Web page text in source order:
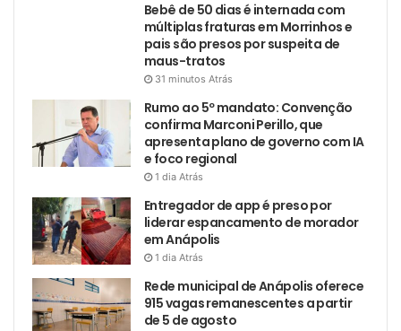
Bebê de 50 dias é internada com
múltiplas fraturas em Morrinhos e
pais são presos por suspeita de
maus-tratos
31 minutos Atrás
Rumo ao 5º mandato: Convenção
confirma Marconi Perillo, que
apresenta plano de governo com IA
e foco regional
1 dia Atrás
Entregador de app é preso por
liderar espancamento de morador
em Anápolis
1 dia Atrás
Rede municipal de Anápolis oferece
915 vagas remanescentes a partir
de 5 de agosto